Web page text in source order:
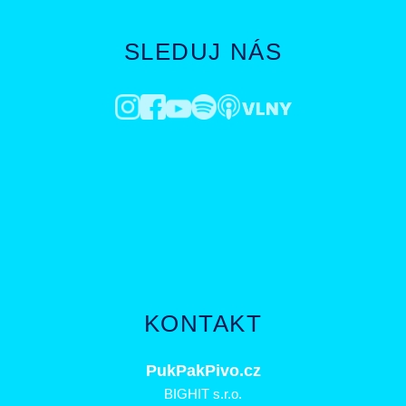
SLEDUJ NÁS
KONTAKT
PukPakPivo.cz
BIGHIT s.r.o.